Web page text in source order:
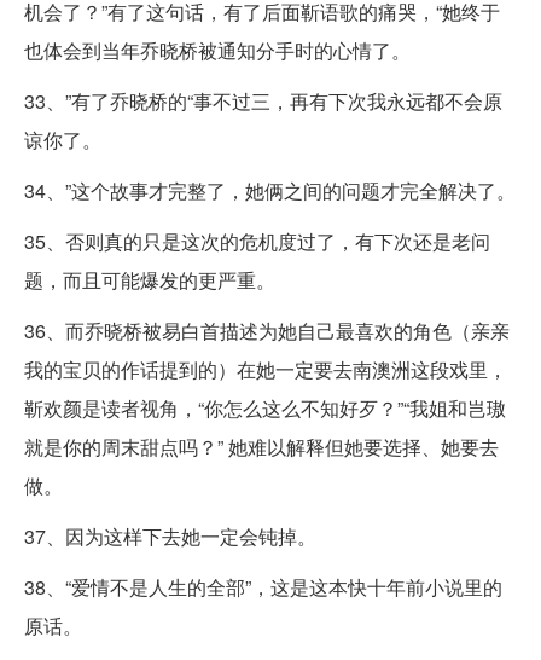
机会了？”有了这句话，有了后面靳语歌的痛哭，“她终于
也体会到当年乔晓桥被通知分手时的心情了。
33、”有了乔晓桥的“事不过三，再有下次我永远都不会原
谅你了。
34、”这个故事才完整了，她俩之间的问题才完全解决了。
35、否则真的只是这次的危机度过了，有下次还是老问
题，而且可能爆发的更严重。
36、而乔晓桥被易白首描述为她自己最喜欢的角色（亲亲
我的宝贝的作话提到的）在她一定要去南澳洲这段戏里，
靳欢颜是读者视角，“你怎么这么不知好歹？”“我姐和岂璈
就是你的周末甜点吗？” 她难以解释但她要选择、她要去
做。
37、因为这样下去她一定会钝掉。
38、“爱情不是人生的全部”，这是这本快十年前小说里的
原话。